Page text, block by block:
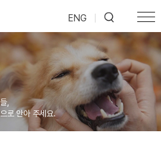
ENG
,
로 안아 주세요.